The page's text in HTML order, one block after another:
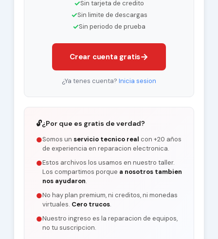
✓Sin tarjeta de credito
✓Sin limite de descargas
✓Sin periodo de prueba
Crear cuenta gratis→
¿Ya tenes cuenta? Inicia sesion
🔓¿Por que es gratis de verdad?
●Somos un servicio tecnico real con +20 años
de experiencia en reparacion electronica.
●Estos archivos los usamos en nuestro taller.
Los compartimos porque a nosotros tambien
nos ayudaron.
●No hay plan premium, ni creditos, ni monedas
virtuales. Cero trucos.
●Nuestro ingreso es la reparacion de equipos,
no tu suscripcion.